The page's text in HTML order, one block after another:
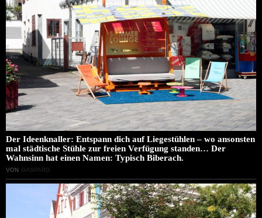
Der Ideenknaller: Entspann dich auf Liegestühlen – wo ansonsten
mal städtische Stühle zur freien Verfügung standen… Der
Wahnsinn hat einen Namen: Typisch Biberach.
VON GASPARD